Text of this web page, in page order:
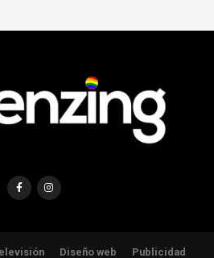
Diseño web Publicidad